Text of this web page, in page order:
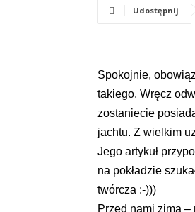
Udostępnij
Spokojnie,
takiego. Wręcz
zostaniecie
jachtu. Z wielkim
Jego artykuł
na pokładzie
twórcza :-)))
Przed nami zima